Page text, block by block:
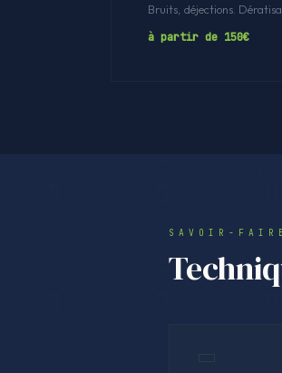
Bruits, déjections.
à partir de 150€
SAVOIR-FAIRE